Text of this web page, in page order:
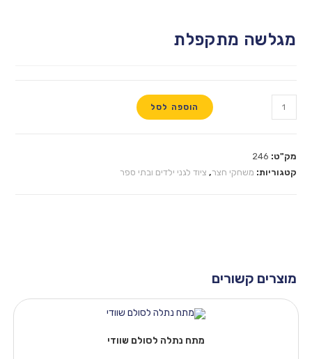
מגלשה מתקפלת
הוספה לסל
מק"ט: 246
קטגוריות: משחקי חצר, ציוד לגני ילדים ובתי ספר
מוצרים קשורים
מתח נתלה לסולם שוודי